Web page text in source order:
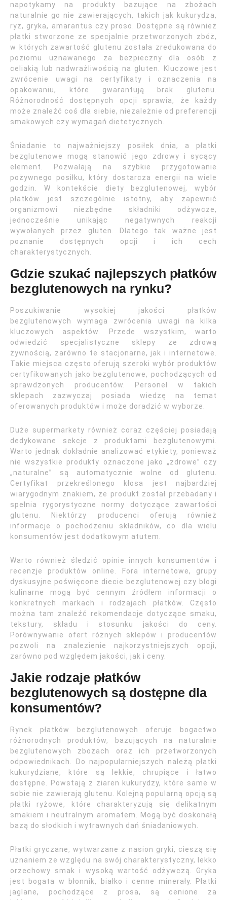
napotykamy na produkty bazujące na zbożach
naturalnie go nie zawierających, takich jak kukurydza,
ryż, gryka, amarantus czy proso. Dostępne są również
płatki stworzone ze specjalnie przetworzonych zbóż,
w których zawartość glutenu została zredukowana do
poziomu uznawanego za bezpieczny dla osób z
celiakią lub nadwrażliwością na gluten. Kluczowe jest
zwrócenie uwagi na certyfikaty i oznaczenia na
opakowaniu, które gwarantują brak glutenu.
Różnorodność dostępnych opcji sprawia, że każdy
może znaleźć coś dla siebie, niezależnie od preferencji
smakowych czy wymagań dietetycznych.
Śniadanie to najważniejszy posiłek dnia, a płatki
bezglutenowe mogą stanowić jego zdrowy i sycący
element. Pozwalają na szybkie przygotowanie
pożywnego posiłku, który dostarcza energii na wiele
godzin. W kontekście diety bezglutenowej, wybór
płatków jest szczególnie istotny, aby zapewnić
organizmowi niezbędne składniki odżywcze,
jednocześnie unikając negatywnych reakcji
wywołanych przez gluten. Dlatego tak ważne jest
poznanie dostępnych opcji i ich cech
charakterystycznych.
Gdzie szukać najlepszych płatków
bezglutenowych na rynku?
Poszukiwanie wysokiej jakości płatków
bezglutenowych wymaga zwrócenia uwagi na kilka
kluczowych aspektów. Przede wszystkim, warto
odwiedzić specjalistyczne sklepy ze zdrową
żywnością, zarówno te stacjonarne, jak i internetowe.
Takie miejsca często oferują szeroki wybór produktów
certyfikowanych jako bezglutenowe, pochodzących od
sprawdzonych producentów. Personel w takich
sklepach zazwyczaj posiada wiedzę na temat
oferowanych produktów i może doradzić w wyborze.
Duże supermarkety również coraz częściej posiadają
dedykowane sekcje z produktami bezglutenowymi.
Warto jednak dokładnie analizować etykiety, ponieważ
nie wszystkie produkty oznaczone jako „zdrowe” czy
„naturalne” są automatycznie wolne od glutenu.
Certyfikat przekreślonego kłosa jest najbardziej
wiarygodnym znakiem, że produkt został przebadany i
spełnia rygorystyczne normy dotyczące zawartości
glutenu. Niektórzy producenci oferują również
informacje o pochodzeniu składników, co dla wielu
konsumentów jest dodatkowym atutem.
Warto również śledzić opinie innych konsumentów i
recenzje produktów online. Fora internetowe, grupy
dyskusyjne poświęcone diecie bezglutenowej czy blogi
kulinarne mogą być cennym źródłem informacji o
konkretnych markach i rodzajach płatków. Często
można tam znaleźć rekomendacje dotyczące smaku,
tekstury, składu i stosunku jakości do ceny.
Porównywanie ofert różnych sklepów i producentów
pozwoli na znalezienie najkorzystniejszych opcji,
zarówno pod względem jakości, jak i ceny.
Jakie rodzaje płatków
bezglutenowych są dostępne dla
konsumentów?
Rynek płatków bezglutenowych oferuje bogactwo
różnorodnych produktów, bazujących na naturalnie
bezglutenowych zbożach oraz ich przetworzonych
odpowiednikach. Do najpopularniejszych należą płatki
kukurydziane, które są lekkie, chrupiące i łatwo
dostępne. Powstają z ziaren kukurydzy, które same w
sobie nie zawierają glutenu. Kolejną popularną opcją są
płatki ryżowe, które charakteryzują się delikatnym
smakiem i neutralnym aromatem. Mogą być doskonałą
bazą do słodkich i wytrawnych dań śniadaniowych.
Płatki gryczane, wytwarzane z nasion gryki, cieszą się
uznaniem ze względu na swój charakterystyczny, lekko
orzechowy smak i wysoką wartość odżywczą. Gryka
jest bogata w błonnik, białko i cenne minerały. Płatki
jaglane, pochodzące z prosa, są cenione za